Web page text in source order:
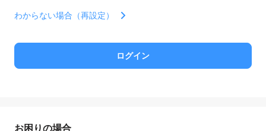
わからない場合（再設定）
お困りの場合